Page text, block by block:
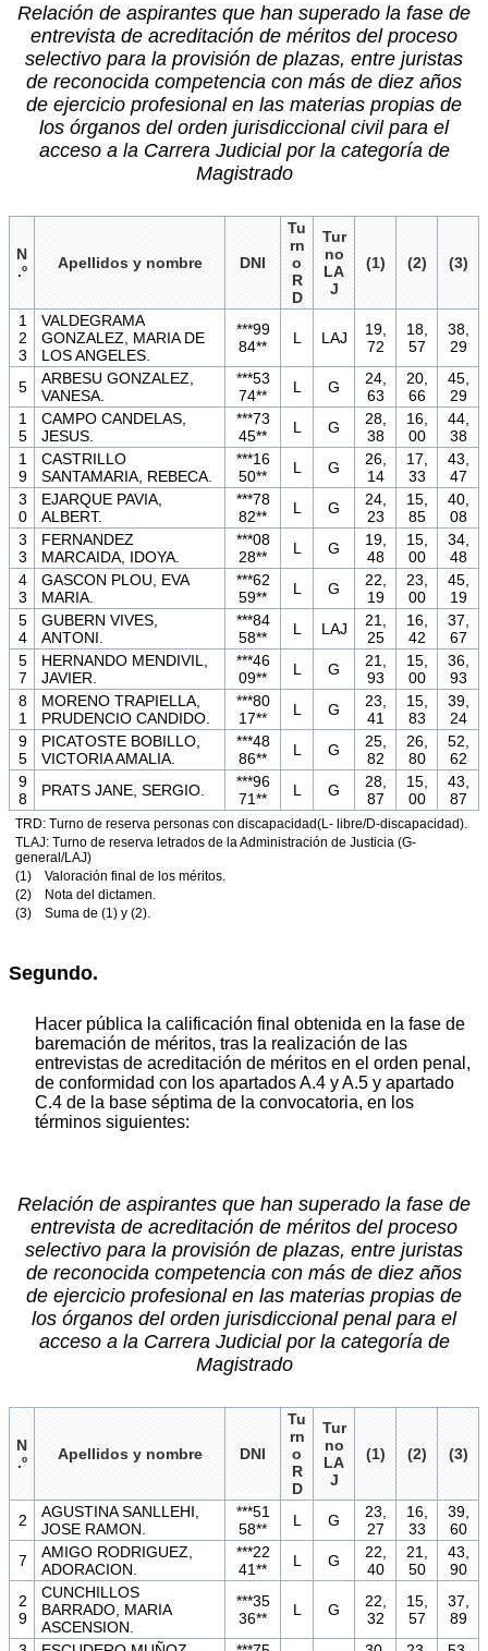
Relación de aspirantes que han superado la fase de
entrevista de acreditación de méritos del proceso
selectivo para la provisión de plazas, entre juristas
de reconocida competencia con más de diez años
de ejercicio profesional en las materias propias de
los órganos del orden jurisdiccional civil para el
acceso a la Carrera Judicial por la categoría de
Magistrado
N
.º
Apellidos y nombre DNI
Tu
rn
o
R
D
Tur
no
LA
J
(1) (2) (3)
1
2
3
VALDEGRAMA
GONZALEZ, MARIA DE
LOS ANGELES.
***99
84**
L LAJ
19,
72
18,
57
38,
29
5
ARBESU GONZALEZ,
VANESA.
***53
74**
L G
24,
63
20,
66
45,
29
1
5
CAMPO CANDELAS,
JESUS.
***73
45**
L G
28,
38
16,
00
44,
38
1
9
CASTRILLO
SANTAMARIA, REBECA.
***16
50**
L G
26,
14
17,
33
43,
47
3
0
EJARQUE PAVIA,
ALBERT.
***78
82**
L G
24,
23
15,
85
40,
08
3
3
FERNANDEZ
MARCAIDA, IDOYA.
***08
28**
L G
19,
48
15,
00
34,
48
4
3
GASCON PLOU, EVA
MARIA.
***62
59**
L G
22,
19
23,
00
45,
19
5
4
GUBERN VIVES,
ANTONI.
***84
58**
L LAJ
21,
25
16,
42
37,
67
5
7
HERNANDO MENDIVIL,
JAVIER.
***46
09**
L G
21,
93
15,
00
36,
93
8
1
MORENO TRAPIELLA,
PRUDENCIO CANDIDO.
***80
17**
L G
23,
41
15,
83
39,
24
9
5
PICATOSTE BOBILLO,
VICTORIA AMALIA.
***48
86**
L G
25,
82
26,
80
52,
62
9
8
PRATS JANE, SERGIO.
***96
71**
L G
28,
87
15,
00
43,
87
TRD: Turno de reserva personas con discapacidad(L- libre/D-discapacidad).
TLAJ: Turno de reserva letrados de la Administración de Justicia (G-
general/LAJ)
(1) Valoración final de los méritos.
(2) Nota del dictamen.
(3) Suma de (1) y (2).
Segundo.
Hacer pública la calificación final obtenida en la fase de
baremación de méritos, tras la realización de las
entrevistas de acreditación de méritos en el orden penal,
de conformidad con los apartados A.4 y A.5 y apartado
C.4 de la base séptima de la convocatoria, en los
términos siguientes:
Relación de aspirantes que han superado la fase de
entrevista de acreditación de méritos del proceso
selectivo para la provisión de plazas, entre juristas
de reconocida competencia con más de diez años
de ejercicio profesional en las materias propias de
los órganos del orden jurisdiccional penal para el
acceso a la Carrera Judicial por la categoría de
Magistrado
N
.º
Apellidos y nombre DNI
Tu
rn
o
R
D
Tur
no
LA
J
(1) (2) (3)
2
AGUSTINA SANLLEHI,
JOSE RAMON.
***51
58**
L G
23,
27
16,
33
39,
60
7
AMIGO RODRIGUEZ,
ADORACION.
***22
41**
L G
22,
40
21,
50
43,
90
2
9
CUNCHILLOS
BARRADO, MARIA
ASCENSION.
***35
36**
L G
22,
32
15,
57
37,
89